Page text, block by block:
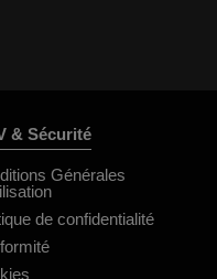
& Sécurité
Générales
de confidentialité